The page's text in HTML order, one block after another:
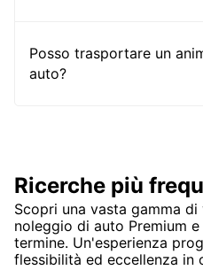
Posso trasportare un
auto?
Ricerche più
Scopri una vasta gamma
noleggio di auto Premium
termine. Un'esperienza
flessibilità ed eccellenza in